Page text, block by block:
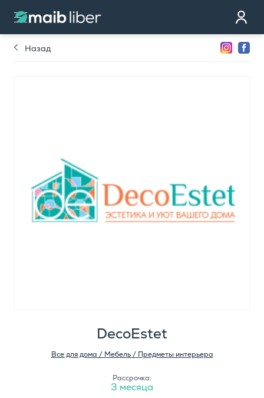
Контакт
стать клиентом
Назад
DecoEstet
Все для дома / Мебель / Предметы интерьера
Рассрочка:
3 месяца